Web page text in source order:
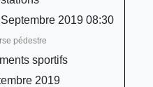
2019 08:30
pédestre
sportifs
2019